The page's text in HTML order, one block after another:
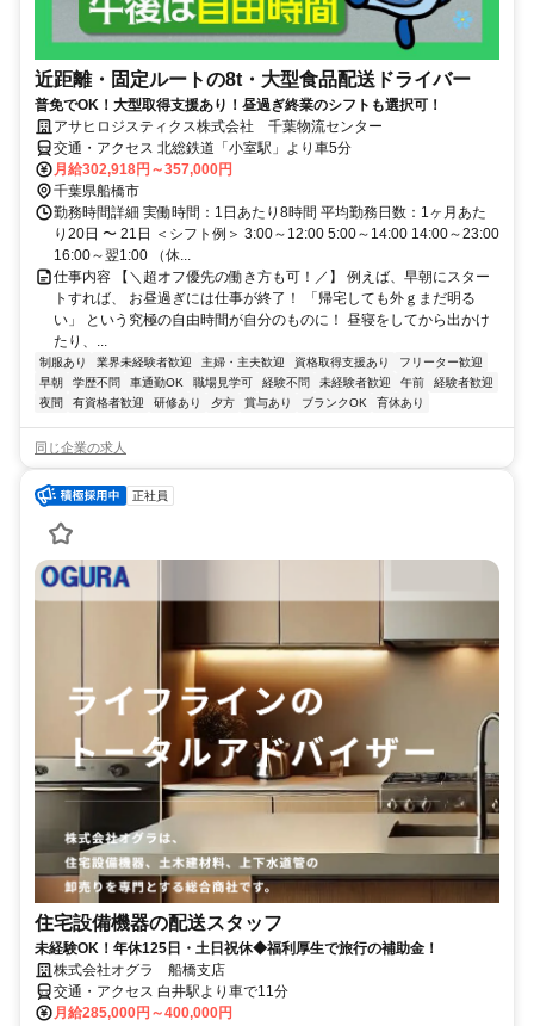
近距離・固定ルートの8t・大型食品配送ドライバー
普免でOK！大型取得支援あり！昼過ぎ終業のシフトも選択可！
アサヒロジスティクス株式会社 千葉物流センター
交通・アクセス 北総鉄道「小室駅」より車5分
月給302,918円～357,000円
千葉県船橋市
勤務時間詳細 実働時間：1日あたり8時間 平均勤務日数：1ヶ月あた
り20日 〜 21日 ＜シフト例＞ 3:00～12:00 5:00～14:00 14:00～23:00
16:00～翌1:00 （休...
仕事内容 【＼超オフ優先の働き方も可！／】 例えば、早朝にスター
トすれば、 お昼過ぎには仕事が終了！ 「帰宅しても外ｇまだ明る
い」 という究極の自由時間が自分のものに！ 昼寝をしてから出かけ
たり、...
制服あり 業界未経験者歓迎 主婦・主夫歓迎 資格取得支援あり
フリーター歓迎
早朝
学歴不問 車通勤OK 職場見学可 経験不問 未経験者歓迎 午前
経験者歓迎
夜間
有資格者歓迎 研修あり 夕方 賞与あり ブランクOK 育休あり
同じ企業の求人
正社員
住宅設備機器の配送スタッフ
未経験OK！年休125日・土日祝休◆福利厚生で旅行の補助金！
株式会社オグラ 船橋支店
交通・アクセス 白井駅より車で11分
月給285,000円～400,000円